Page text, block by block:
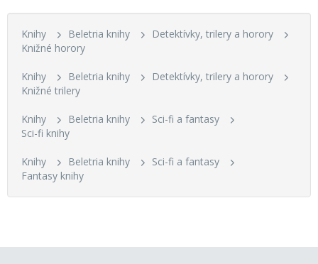
Knihy Beletria knihy
Detektívky, trilery a horory
Knižné horory
Knihy Beletria knihy
Detektívky, trilery a horory
Knižné trilery
Knihy Beletria knihy
Sci-fi a fantasy
Sci-fi knihy
Knihy Beletria knihy
Sci-fi a fantasy
Fantasy knihy